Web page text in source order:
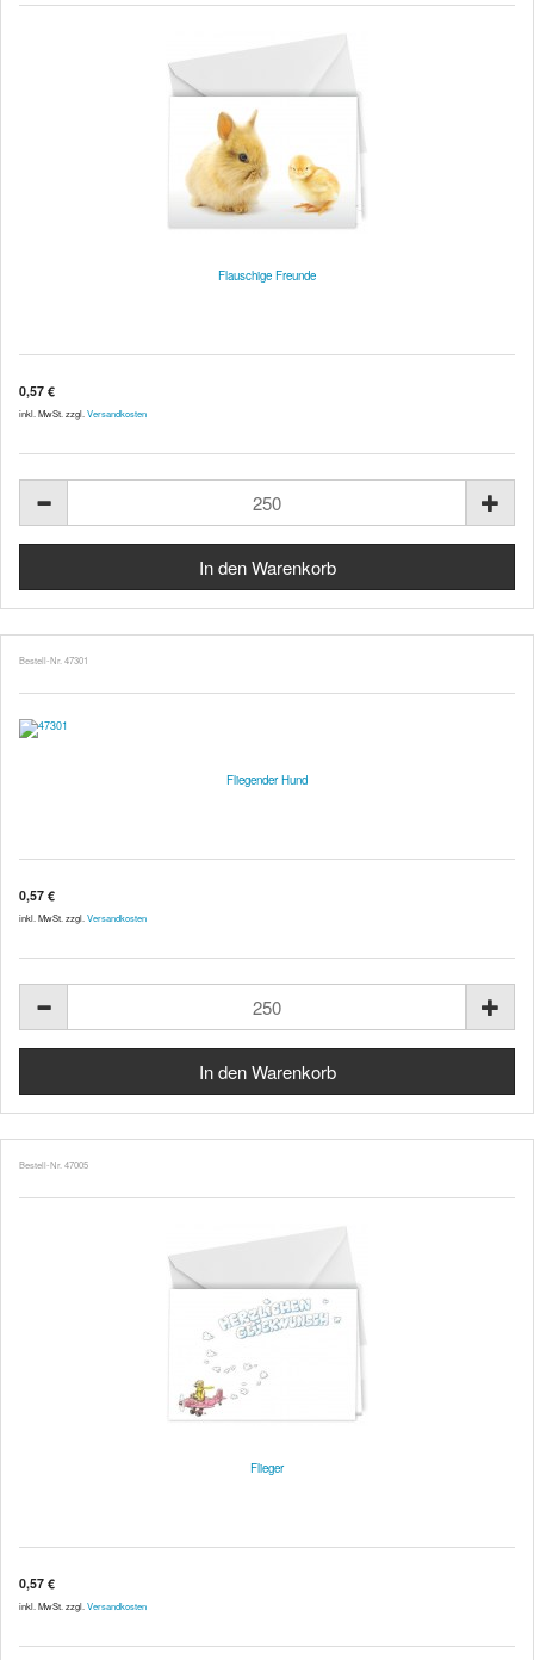
Flauschige Freunde
0,57 €
inkl. MwSt. zzgl. Versandkosten
Bestell-Nr. 47301
Fliegender Hund
0,57 €
inkl. MwSt. zzgl. Versandkosten
Bestell-Nr. 47005
Flieger
0,57 €
inkl. MwSt. zzgl. Versandkosten